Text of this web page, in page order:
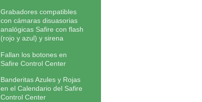
Grabadores compatibles
con cámaras disuasorias
analógicas Safire con flash
(rojo y azul) y sirena
Fallan los botones en
Safire Control Center
Banderitas Azules y Rojas
en el Calendario del Safire
Control Center